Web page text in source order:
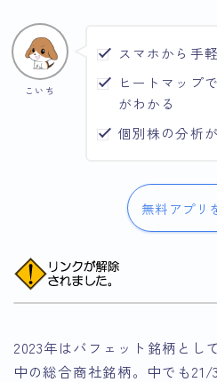
こいち
スマホから手
ヒートマップで
がわかる
個別株の分析が
無料アプリ
2023年はバフェット銘柄とし
中の総合商社銘柄。中でも